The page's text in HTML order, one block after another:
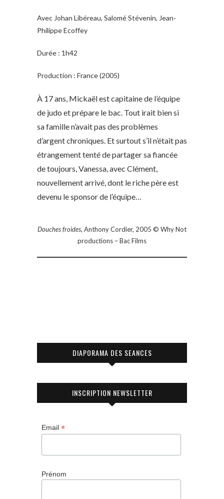
Avec Johan Libéreau, Salomé Stévenin, Jean-
Philippe Ecoffey
Durée : 1h42
Production : France (2005)
À 17 ans, Mickaël est capitaine de l’équipe
de judo et prépare le bac. Tout irait bien si
sa famille n’avait pas des problèmes
d’argent chroniques. Et surtout s’il n’était pas
étrangement tenté de partager sa fiancée
de toujours, Vanessa, avec Clément,
nouvellement arrivé, dont le riche père est
devenu le sponsor de l’équipe…
Douches froides, Anthony Cordier, 2005 © Why Not
productions – Bac Films
DIAPORAMA DES SEANCES
INSCRIPTION NEWSLETTER
Email *
Prénom